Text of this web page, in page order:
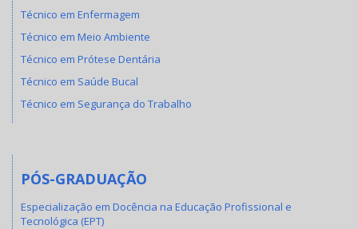
Técnico em Enfermagem
Técnico em Meio Ambiente
Técnico em Prótese Dentária
Técnico em Saúde Bucal
Técnico em Segurança do Trabalho
PÓS-GRADUAÇÃO
Especialização em Docência na Educação Profissional e
Tecnológica (EPT)